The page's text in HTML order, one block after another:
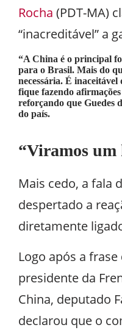
Rocha (PDT-MA)
“inacreditável” a
“A China é o principal
para o Brasil. Mais do
necessária. É
fique fazendo
reforçando que Guedes
do país.
“Viramos um
Mais cedo, a fala
despertado a
diretamente
Logo após a
presidente da
China, deputado
declarou que o